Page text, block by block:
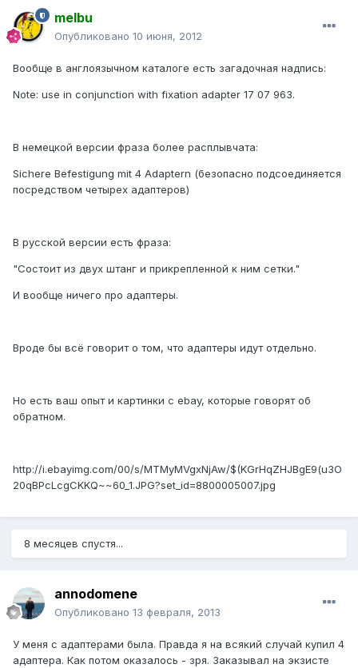
melbu
Опубликовано 10 июня, 2012
Вообще в англоязычном каталоге есть загадочная надпись:
Note: use in conjunction with fixation adapter 17 07 963.
В немецкой версии фраза более расплывчата:
Sichere Befestigung mit 4 Adaptern (безопасно подсоединяется
посредством четырех адаптеров)
В русской версии есть фраза:
"Состоит из двух штанг и прикрепленной к ним сетки."
И вообще ничего про адаптеры.
Вроде бы всё говорит о том, что адаптеры идут отдельно.
Но есть ваш опыт и картинки с ebay, которые говорят об
обратном.
http://i.ebayimg.com/00/s/MTMyMVgxNjAw/$(KGrHqZHJBgE9(u3O
20qBPcLcgCKKQ~~60_1.JPG?set_id=8800005007.jpg
8 месяцев спустя...
annodomene
Опубликовано 13 февраля, 2013
У меня с адаптерами была. Правда я на всякий случай купил 4
адаптера. Как потом оказалось - зря. Заказывал на экзисте